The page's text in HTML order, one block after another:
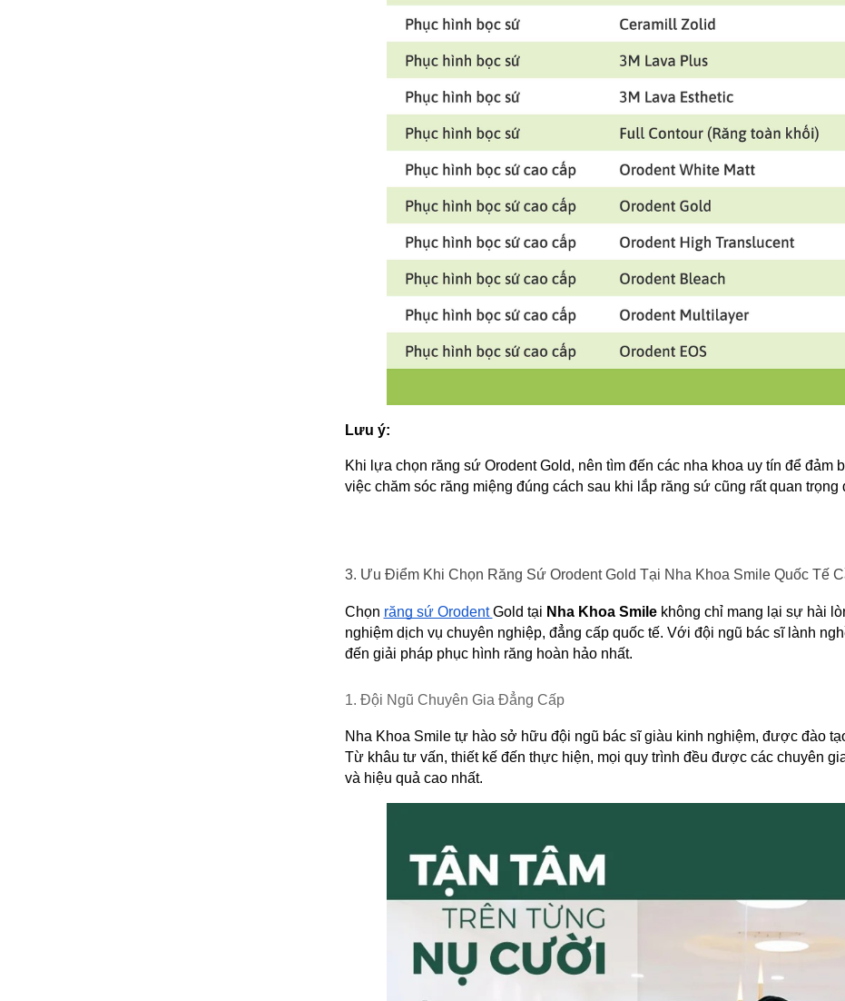
Lưu ý:
Khi lựa chọn răng sứ Orodent Gold, nên tìm đến các nha khoa uy tín để đảm
việc chăm sóc răng miệng đúng cách sau khi lắp răng sứ cũng rất quan trọng
3. Ưu Điểm Khi Chọn Răng Sứ Orodent Gold Tại Nha Khoa Smile Quốc Tế
Chọn răng sứ Orodent Gold tại Nha Khoa Smile không chỉ mang lại sự hài
nghiệm dịch vụ chuyên nghiệp, đẳng cấp quốc tế. Với đội ngũ bác sĩ lành
đến giải pháp phục hình răng hoàn hảo nhất.
1. Đội Ngũ Chuyên Gia Đẳng Cấp
Nha Khoa Smile tự hào sở hữu đội ngũ bác sĩ giàu kinh nghiệm, được đào
Từ khâu tư vấn, thiết kế đến thực hiện, mọi quy trình đều được các chuyên
và hiệu quả cao nhất.